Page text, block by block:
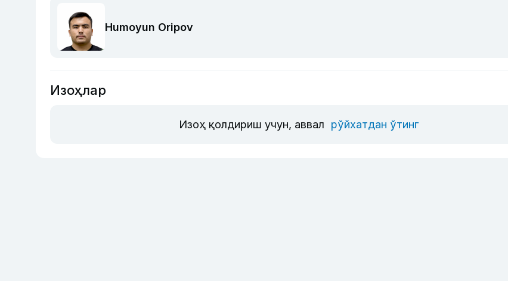
Humoyun Oripov
Изоҳлар
Изоҳ қолдириш учун, аввал рўйхатдан ўтинг